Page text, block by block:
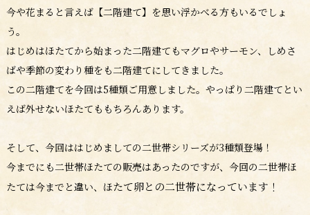
今や花まると言えば【二階建て】を思い浮かべる方もいるでしょ
う。
はじめはほたてから始まった二階建てもマグロやサーモン、しめさ
ばや季節の変わり種をも二階建てにしてきました。
この二階建てを今回は5種類ご用意しました。やっぱり二階建てとい
えば外せないほたてももちろんあります。
そして、今回ははじめましての二世帯シリーズが3種類登場！
今までにも二世帯ほたての販売はあったのですが、今回の二世帯ほ
たては今までと違い、ほたて卵との二世帯になっています！